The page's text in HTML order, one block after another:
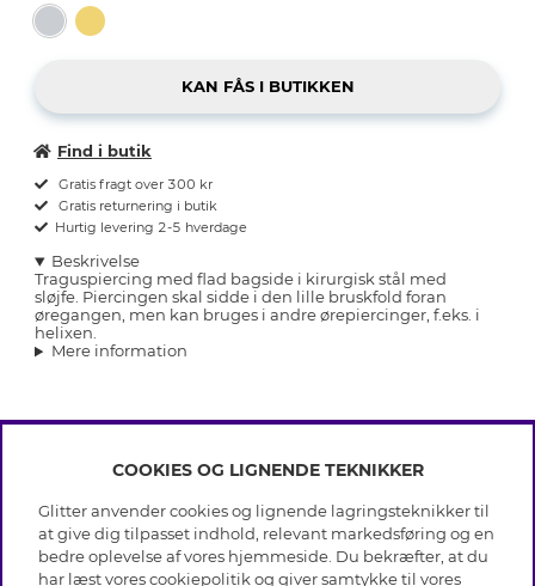
Find i butik
Gratis fragt over 300 kr
Gratis returnering i butik
Hurtig levering 2-5 hverdage
Beskrivelse
Traguspiercing med flad bagside i kirurgisk stål med
sløjfe. Piercingen skal sidde i den lille bruskfold foran
øregangen, men kan bruges i andre ørepiercinger, f.eks. i
helixen.
Mere information
INFO
Betingelser
Databeskyttelsespolitik
Cookies
OM GLITTER
COOKIES OG LIGNENDE TEKNIKKER
Glitter anvender cookies og lignende lagringsteknikker til
at give dig tilpasset indhold, relevant markedsføring og en
bedre oplevelse af vores hjemmeside. Du bekræfter, at du
har læst vores cookiepolitik og giver samtykke til vores